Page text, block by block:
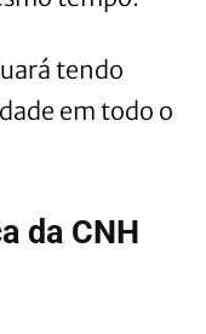
tendo
em todo o
da CNH